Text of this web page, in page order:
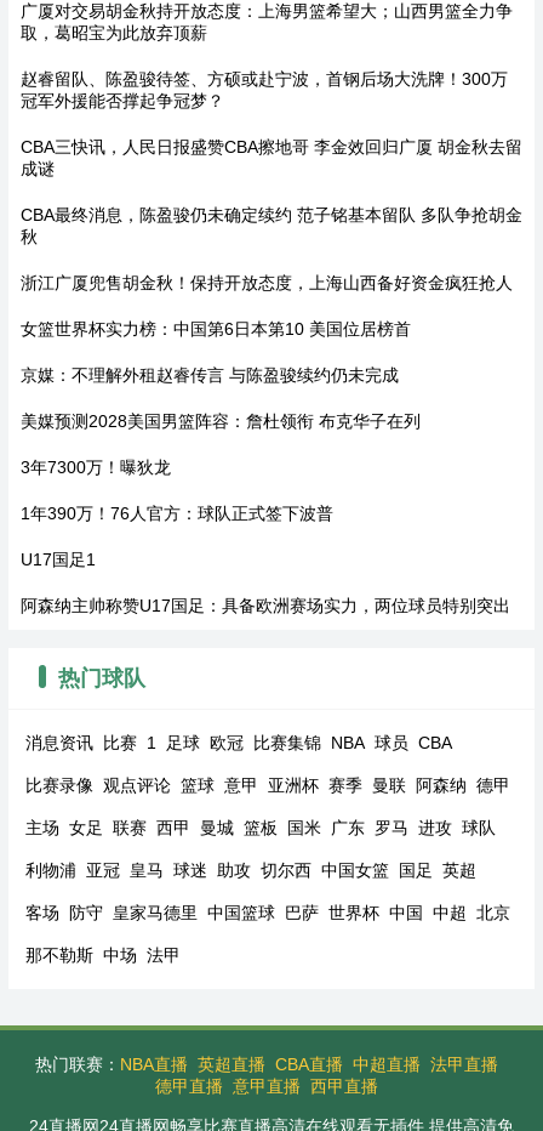
广厦对交易胡金秋持开放态度：上海男篮希望大；山西男篮全力争
取，葛昭宝为此放弃顶薪
赵睿留队、陈盈骏待签、方硕或赴宁波，首钢后场大洗牌！300万
冠军外援能否撑起争冠梦？
CBA三快讯，人民日报盛赞CBA擦地哥 李金效回归广厦 胡金秋去留
成谜
CBA最终消息，陈盈骏仍未确定续约 范子铭基本留队 多队争抢胡金
秋
浙江广厦兜售胡金秋！保持开放态度，上海山西备好资金疯狂抢人
女篮世界杯实力榜：中国第6日本第10 美国位居榜首
京媒：不理解外租赵睿传言 与陈盈骏续约仍未完成
美媒预测2028美国男篮阵容：詹杜领衔 布克华子在列
3年7300万！曝狄龙
1年390万！76人官方：球队正式签下波普
U17国足1
阿森纳主帅称赞U17国足：具备欧洲赛场实力，两位球员特别突出
热门球队
消息资讯 比赛 1 足球 欧冠 比赛集锦 NBA 球员 CBA
比赛录像 观点评论 篮球 意甲 亚洲杯 赛季 曼联 阿森纳 德甲
主场 女足 联赛 西甲 曼城 篮板 国米 广东 罗马 进攻 球队
利物浦 亚冠 皇马 球迷 助攻 切尔西 中国女篮 国足 英超
客场 防守 皇家马德里 中国篮球 巴萨 世界杯 中国 中超 北京
那不勒斯 中场 法甲
热门联赛： NBA直播 英超直播 CBA直播 中超直播 法甲直播
德甲直播 意甲直播 西甲直播
24直播网24直播网畅享比赛直播高清在线观看无插件,提供高清免